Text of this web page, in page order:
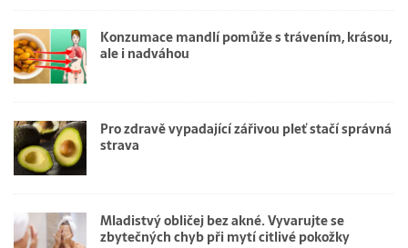
Konzumace mandlí pomůže s trávením, krásou,
ale i nadváhou
Pro zdravě vypadající zářivou pleť stačí správná
strava
Mladistvý obličej bez akné. Vyvarujte se
zbytečných chyb při mytí citlivé pokožky